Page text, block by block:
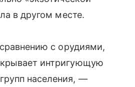
в другом месте.
с орудиями,
интригующую
населения, —